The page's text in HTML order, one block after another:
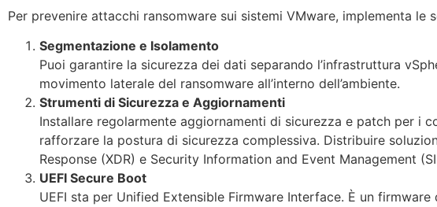
Per prevenire attacchi ransomware sui sistemi VMware, implementa le
Segmentazione e Isolamento
Puoi garantire la sicurezza dei dati separando l’infrastruttura
movimento laterale del ransomware all’interno dell’ambiente.
Strumenti di Sicurezza e Aggiornamenti
Installare regolarmente aggiornamenti di sicurezza e patch per i
rafforzare la postura di sicurezza complessiva. Distribuire
Response (XDR) e Security Information and Event Management
UEFI Secure Boot
UEFI sta per Unified Extensible Firmware Interface. È un